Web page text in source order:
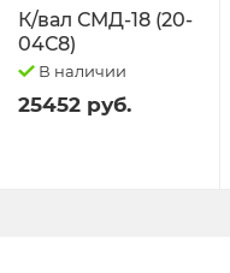
К/вал СМД-18 (20-
04С8)
В наличии
25452 руб.